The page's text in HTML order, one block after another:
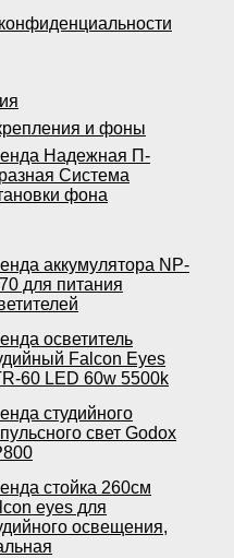
и фоны
Надежная П-
Система
фона
аккумулятора NP-
для питания
осветитель
Falcon Eyes
60 LED 60w 5500k
студийного
свет Godox
стойка 260см
eyes для
освещения,